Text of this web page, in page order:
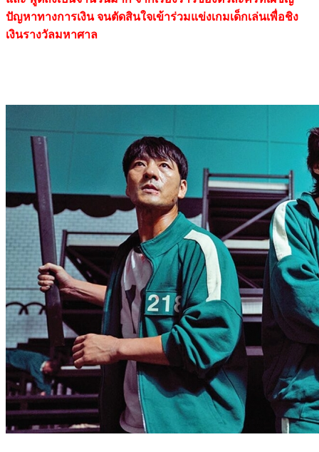
ปัญหาทางการเงิน จนตัดสินใจเข้าร่วมแข่งเกมเด็กเล่นเพื่อชิง
เงินรางวัลมหาศาล